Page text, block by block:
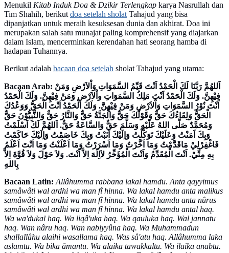
Menukil Kitab Induk Doa & Dzikir Terlengkap karya Nasrullah dan
Tim Shahih, berikut doa setelah sholat Tahajud yang bisa
dipanjatkan untuk meraih kesuksesan dunia dan akhirat. Doa ini
merupakan salah satu munajat paling komprehensif yang diajarkan
dalam Islam, mencerminkan kerendahan hati seorang hamba di
hadapan Tuhannya.
Berikut adalah bacaan doa setelah sholat Tahajud yang utama:
Bacaan Arab: اَللهُمَّ رَبَّنَا لَكَ الْحَمْدُ اَنْتَ قَيِّمُ السَّمَوَاتِ وَاْلاَرْضِ وَمَنْ
فِيْهِنَّ. وَلَكَ الْحَمْدُ اَنْتَ مَلِكُ السَّمَوَاتِ واْلاَرْضِ وَمَنْ فِيْهِنَّ. وَلَكَ الْحَمْدُ
اَنْتَ نُوْرُ السَّمَوَاتِ وَاْلاَرْضِ وَمَنْ فِيْهِنَّ. وَلَكَ الْحَمْدُ اَنْتَ الْحَقُّ وَوَعْدُكَ
الْحَقُّ وَلِقَاءُكَ حَقٌّ وَقَوْلُكَ حَقٌّ وَالْجَنَّةُ حَقٌّ وَالنَّارُ حَقٌّ وَالنَّبِيُّوْنَ حَقٌّ
وَمُحَمَّدٌ صَلَّى اللهُ عَلَيْهِ وَسَلَّمَ حَقٌّ وَالسَّاعَةُ حَقٌّ. اَللهُمَّ لَكَ اَسْلَمْتُ
وَبِكَ اَمَنْتُ وَعَلَيْكَ تَوَكَّلْتُ وَاِلَيْكَ اَنَبْتُ وَبِكَ خَاصَمْتُ وَاِلَيْكَ حَاكَمْتُ
فَاغْفِرْلِيْ مَاقَدَّمْتُ وَمَا اَخَّرْتُ وَمَا اَسْرَرْتُ وَمَا اَعْلَنْتُ وَمَا اَنْتَ اَعْلَمُ
بِهِ مِنِّيْ. اَنْتَ الْمُقَدِّمُ وَاَنْتَ الْمُؤَخِّرُ لاَاِلَهَ اِلاَّ اَنْتَ. وَلاَ حَوْلَ وَلاَ قُوَّةَ اِلاَّ
بِاللهِ
Bacaan Latin: Allâhumma rabbana lakal hamdu. Anta qayyimus
samâwâti wal ardhi wa man fî hinna. Wa lakal hamdu anta malikus
samâwâti wal ardhi wa man fî hinna. Wa lakal hamdu anta nûrus
samâwâti wal ardhi wa man fî hinna. Wa lakal hamdu antal haq.
Wa wa'dukal haq. Wa liqâ'uka haq. Wa qauluka haq. Wal jannatu
haq. Wan nâru haq. Wan nabiyyûna haq. Wa Muhammadun
shallallâhu alaihi wasallama haq. Was sâ'atu haq. Allâhumma laka
aslamtu. Wa bika âmantu. Wa alaika tawakkaltu. Wa ilaika anabtu.